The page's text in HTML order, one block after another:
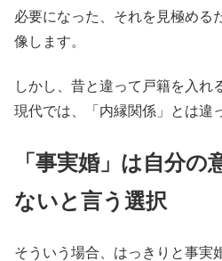
必要になった、それを見極める
像します。
しかし、昔と違って戸籍を入れ
現代では、「内縁関係」とは違
「事実婚」は自分
ないと言う選択
そういう場合、はっきりと事実